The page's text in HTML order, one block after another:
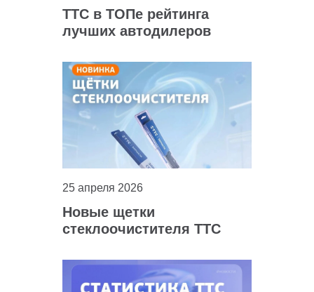
ТТС в ТОПе рейтинга
лучших автодилеров
25 апреля 2026
Новые щетки
стеклоочистителя ТТС